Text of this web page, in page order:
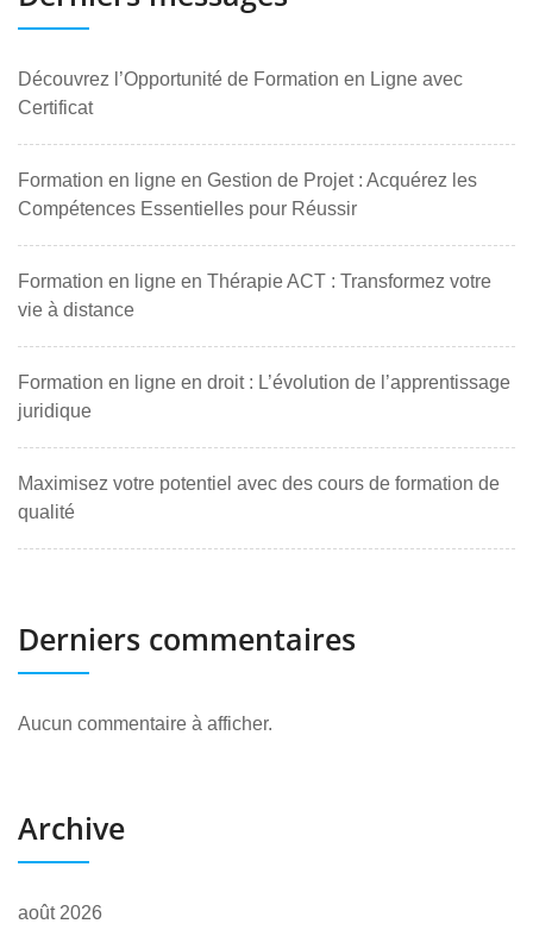
Découvrez l’Opportunité de Formation en Ligne avec
Certificat
Formation en ligne en Gestion de Projet : Acquérez les
Compétences Essentielles pour Réussir
Formation en ligne en Thérapie ACT : Transformez votre
vie à distance
Formation en ligne en droit : L’évolution de l’apprentissage
juridique
Maximisez votre potentiel avec des cours de formation de
qualité
Derniers commentaires
Aucun commentaire à afficher.
Archive
août 2026